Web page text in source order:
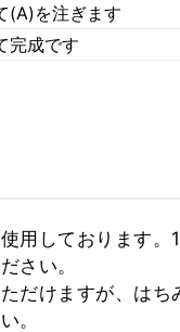
(A)を注ぎます
完成です
用しております
さい。
だけますが、は
。